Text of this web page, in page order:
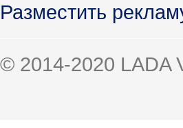
Разместить
© 2014-2020 LADA